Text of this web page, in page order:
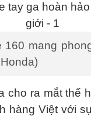
160 mang
cho ra mắt thế
hàng Việt với